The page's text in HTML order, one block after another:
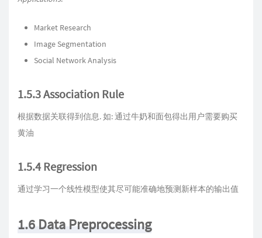
Market Research
Image Segmentation
Social Network Analysis
1.5.3 Association Rule
根据数据关联得到信息. 如: 通过牛奶和面包得出用户需要购买
黄油
1.5.4 Regression
通过学习一个线性模型使其尽可能准确地预测新样本的输出值
1.6 Data Preprocessing